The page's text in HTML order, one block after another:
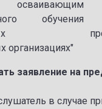
организациях"
заявление на
в случае